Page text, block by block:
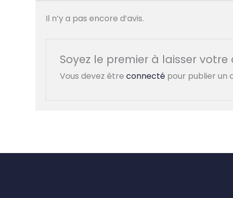
Il n’y a pas encore d’avis.
Soyez le premier à laisser votre
Vous devez être connectépour publier un